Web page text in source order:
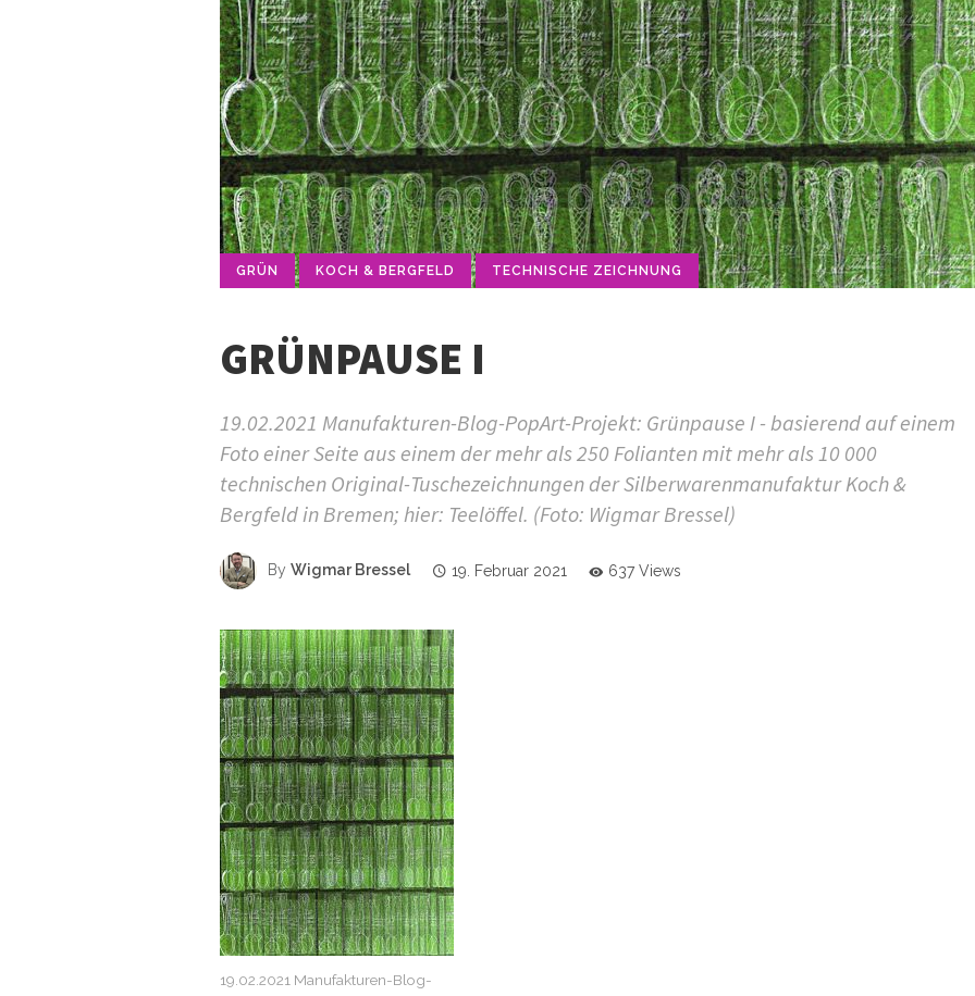
GRÜN KOCH & BERGFELD TECHNISCHE ZEICHNUNG
GRÜNPAUSE I
19.02.2021 Manufakturen-Blog-PopArt-Projekt: Grünpause I - basierend auf einem
Foto einer Seite aus einem der mehr als 250 Folianten mit mehr als 10 000
technischen Original-Tuschezeichnungen der Silberwarenmanufaktur Koch &
Bergfeld in Bremen; hier: Teelöffel. (Foto: Wigmar Bressel)
By Wigmar Bressel 19. Februar 2021 637 Views
19.02.2021 Manufakturen-Blog-